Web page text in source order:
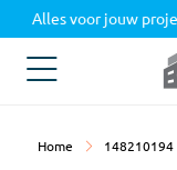
Home 148210194